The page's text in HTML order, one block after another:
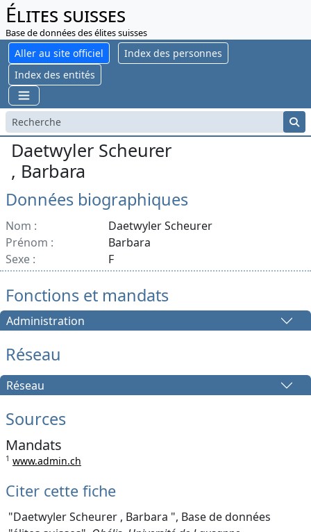
Élites suisses
Base de données des élites suisses
Aller au site officiel
Index des personnes
Index des entités
Daetwyler Scheurer
, Barbara
Données biographiques
Nom :
Daetwyler Scheurer
Prénom :
Barbara
Sexe :
F
Fonctions et mandats
Administration
Réseau
Réseau
Sources
Mandats
1 www.admin.ch
Citer cette fiche
"Daetwyler Scheurer , Barbara ", Base de données